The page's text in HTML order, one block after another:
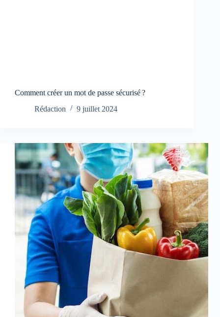
Comment créer un mot de passe sécurisé ?
Rédaction
9 juillet 2024